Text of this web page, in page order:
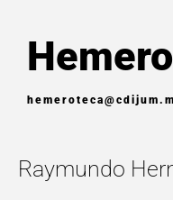
Raymundo